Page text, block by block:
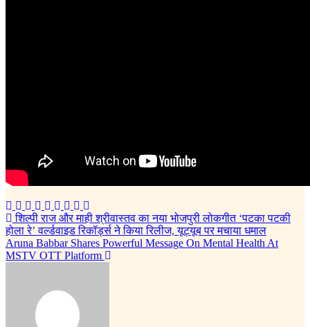
Post
navigation
शिल्पी राज और माही श्रीवास्तव का नया भोजपुरी लोकगीत ‘पटका पटकी
होला रे’ वर्ल्डवाइड रिकॉर्ड्स ने किया रिलीज, यूट्यूब पर मचाया धमाल
Aruna Babbar Shares Powerful Message On Mental Health At
MSTV OTT Platform